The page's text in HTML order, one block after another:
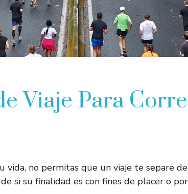
Viaje Para
vida, no permitas que un viaje te separe
si su finalidad es con fines de placer o